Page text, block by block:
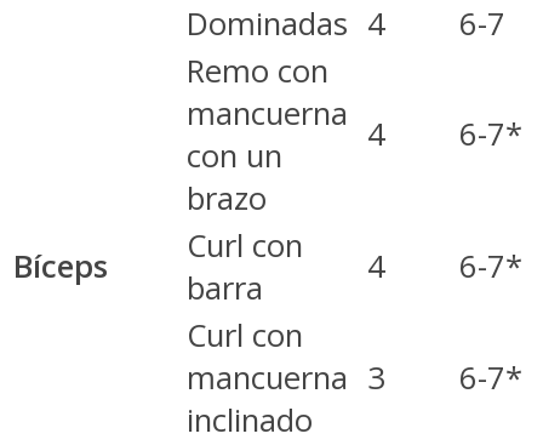
Dominadas 4
6-7
Remo con
mancuerna
con un
brazo
4 6-7*
Bíceps
Curl con
barra
4
6-7*
Curl con
mancuerna
inclinado
3 6-7*